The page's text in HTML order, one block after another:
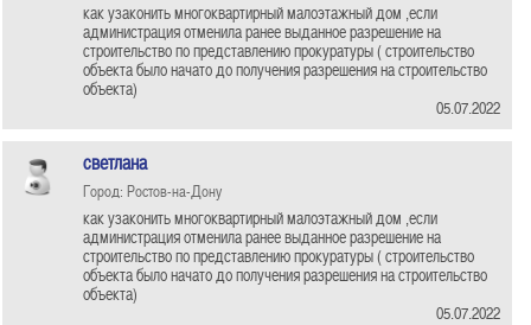
как узаконить многоквартирный малоэтажный дом ,если
администрация отменила ранее выданное разрешение на
строительство по представлению прокуратуры ( строительство
объекта было начато до получения разрешения на строительство
объекта)
05.07.2022
светлана
Город: Ростов-на-Дону
как узаконить многоквартирный малоэтажный дом ,если
администрация отменила ранее выданное разрешение на
строительство по представлению прокуратуры ( строительство
объекта было начато до получения разрешения на строительство
объекта)
05.07.2022